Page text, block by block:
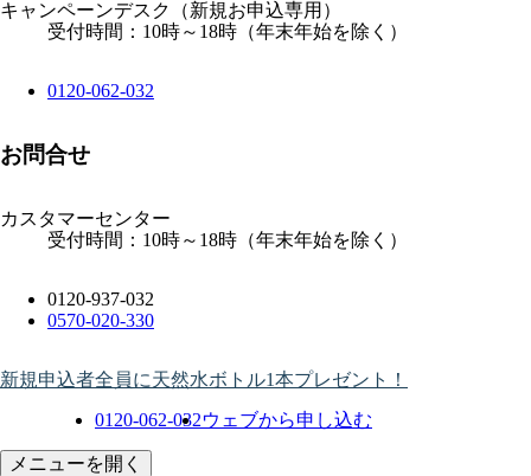
キャンペーンデスク
（新規お申込専用）
受付時間：10時～18時（年末年始を除く）
0120-062-032
お問合せ
カスタマーセンター
受付時間：10時～18時（年末年始を除く）
0120-937-032
0570-020-330
新規申込者全員に天然水ボトル1本プレゼント！
0120-062-032ウェブから申し込む
メニューを開く